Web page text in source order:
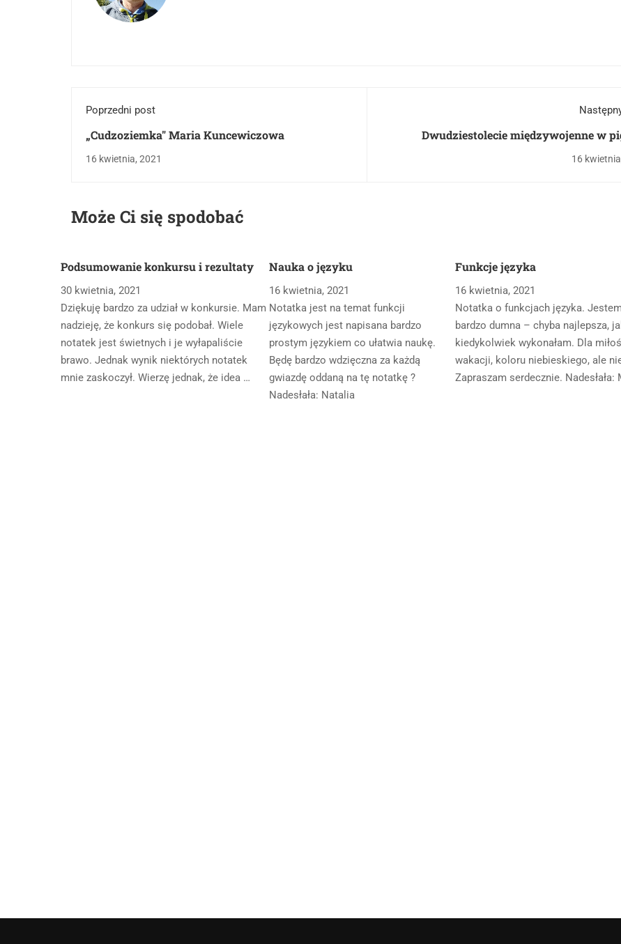
Poprzedni post
„Cudzoziemka" Maria Kuncewiczowa
16 kwietnia, 2021
Dwudziestolecie międzywojenne w
16
Może Ci się spodobać
Podsumowanie konkursu i rezultaty
30 kwietnia, 2021
Dziękuję bardzo za udział w konkursie. Mam
nadzieję, że konkurs się podobał. Wiele
notatek jest świetnych i je wyłapaliście
brawo. Jednak wynik niektórych notatek
mnie zaskoczył. Wierzę jednak, że idea …
Nauka o języku
16 kwietnia, 2021
Notatka jest na temat funkcji
językowych jest napisana bardzo
prostym językiem co ułatwia naukę.
Będę bardzo wdzięczna za każdą
gwiazdę oddaną na tę notatkę ?
Nadesłała: Natalia
Funkcje języka
16 kwietnia, 2021
Notatka o funkcjach języka.
bardzo dumna – chyba najlepsza,
kiedykolwiek wykonałam. Dla
wakacji, koloru niebieskiego, ale
Zapraszam serdecznie. Nadesłała: